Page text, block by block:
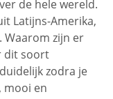
de hele wereld.
Latijns-Amerika,
Waarom zijn er
dit soort
zodra je
mooi en